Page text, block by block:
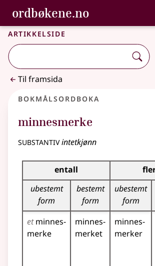
Gå til hovudinnhald
Tilgjenge
ordbøkene.no,
Bokmålsordboka og Nynorskordboka
Artikkelside
Til framsida
Bokmålsordboka
minnesmerke
substantivintetkjønn
Bøyingstabell for dette
entall
ubestemt
form
bestemt
form
ubestemt
form
etminnes­
merke
minnes­
merket
minnes­
merker